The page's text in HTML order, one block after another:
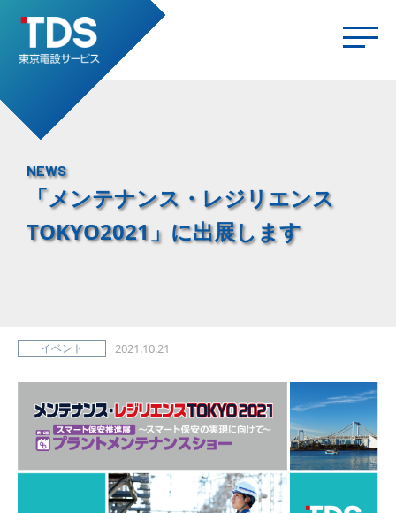
NEWS
「メンテナンス・レジリエンス
TOKYO2021」に出展します
イベント 2021.10.21